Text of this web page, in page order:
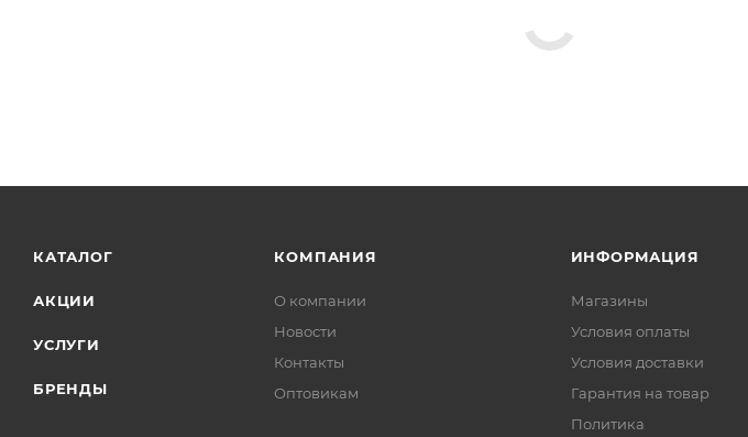
КАТАЛОГ
АКЦИИ
УСЛУГИ
БРЕНДЫ
КОМПАНИЯ
О компании
Новости
Контакты
Оптовикам
ИНФОРМАЦИЯ
Магазины
Условия оплаты
Условия доставки
Гарантия на товар
Политика